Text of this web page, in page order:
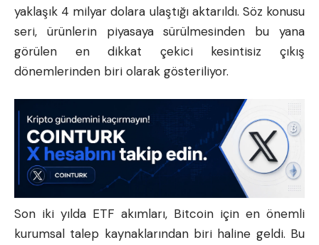
yaklaşık 4 milyar dolara ulaştığı aktarıldı. Söz konusu
seri, ürünlerin piyasaya sürülmesinden bu yana
görülen en dikkat çekici kesintisiz çıkış
dönemlerinden biri olarak gösteriliyor.
Son iki yılda ETF akımları, Bitcoin için en önemli
kurumsal talep kaynaklarından biri haline geldi. Bu